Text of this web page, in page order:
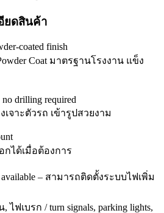
ยดสินค้า
coated finish
Coat มาตรฐานโรงงาน แข็ง
no drilling required
จาะตัวรถ เข้ารูปสวยงาม
ได้เมื่อต้องการ
available – สามารถติดตั้งระบบไฟเพิ่ม
ฟเบรก / turn signals, parking lights,